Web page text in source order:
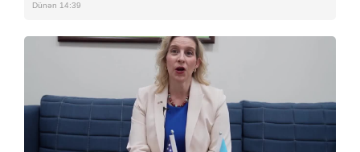
Dünən 14:39